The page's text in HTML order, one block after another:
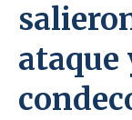
ataque